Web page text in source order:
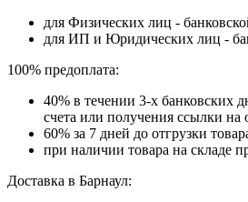
для Физических лиц -
для ИП и Юридических лиц -
100% предоплата:
40% в течении 3-х банковских
счета или получения ссылки на
60% за 7 дней до отгрузки
при наличии товара на складе
Доставка в Барнаул: